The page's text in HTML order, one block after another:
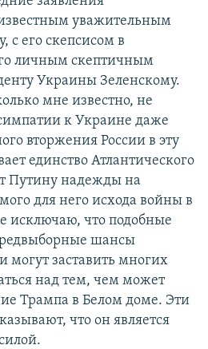
уважительным
его скепсисом в
личным скептичным
Украины Зеленскому.
мне известно, не
к Украине даже
вторжения России в эту
единство Атлантического
Путину надежды на
для него исхода войны в
исключаю, что подобные
шансы
заставить многих
над тем, чем может
Трампа в Белом доме. Эти
что он является